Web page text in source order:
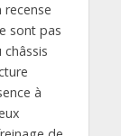
sont pas
à